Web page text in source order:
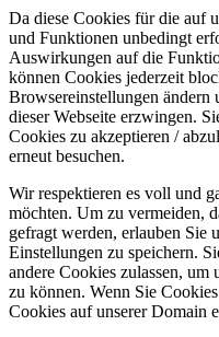
Da diese Cookies für die auf
und Funktionen unbedingt
Auswirkungen auf die
können Cookies jederzeit
Browsereinstellungen
dieser Webseite erzwingen.
Cookies zu akzeptieren /
erneut besuchen.
Wir respektieren es voll und
möchten. Um zu vermeiden,
gefragt werden, erlauben Sie
Einstellungen zu speichern.
andere Cookies zulassen,
zu können. Wenn Sie
Cookies auf unserer Domain